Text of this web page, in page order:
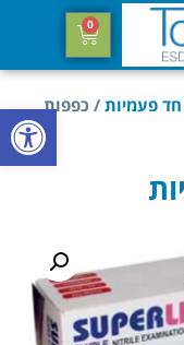
פתח
0
פעמיות / כפפות